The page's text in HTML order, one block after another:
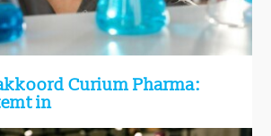
Curium Pharma:
in